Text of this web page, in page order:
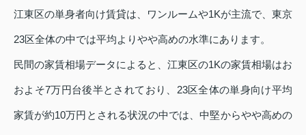
江東区の単身者向け賃貸は、ワンルームや1Kが主流で、東京
23区全体の中では平均よりやや高めの水準にあります。
民間の家賃相場データによると、江東区の1Kの家賃相場はお
およそ7万円台後半とされており、23区全体の単身向け平均
家賃が約10万円とされる状況の中では、中堅からやや高めの